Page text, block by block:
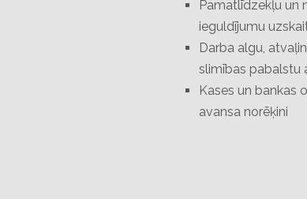
Pamatlīdzekļu un
ieguldījumu
Darba algu,
slimības pabalstu
Kases un bankas
avansa norēķini